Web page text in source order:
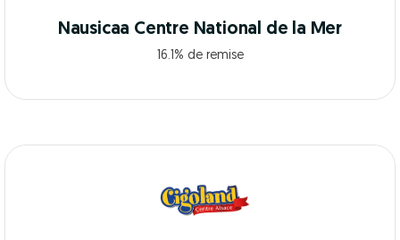
Nausicaa Centre National de la Mer
16.1% de remise